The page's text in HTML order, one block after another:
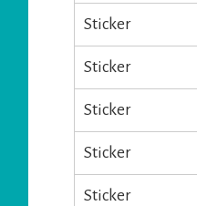
Sticker
Sticker
Sticker
Sticker
Sticker